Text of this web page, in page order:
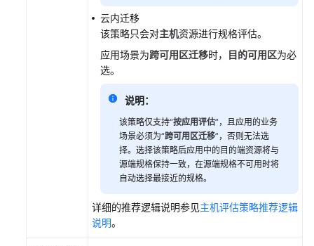
云内迁移
该策略只会对主机资源进行规格评估。
应用场景为跨可用区迁移时， 目的可用区为必
选。
说明：
该策略仅支持“按应用评估”，且应用的业务
场景必须为“跨可用区迁移”，否则无法选
择。选择该策略后应用中的目的端资源将与
源端规格保持一致，在源端规格不可用时将
自动选择最接近的规格。
详细的推荐逻辑说明参见主机评估策略推荐逻辑
说明。